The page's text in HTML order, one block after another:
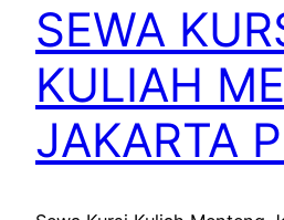
SEWA
KULIAH
JAKARTA